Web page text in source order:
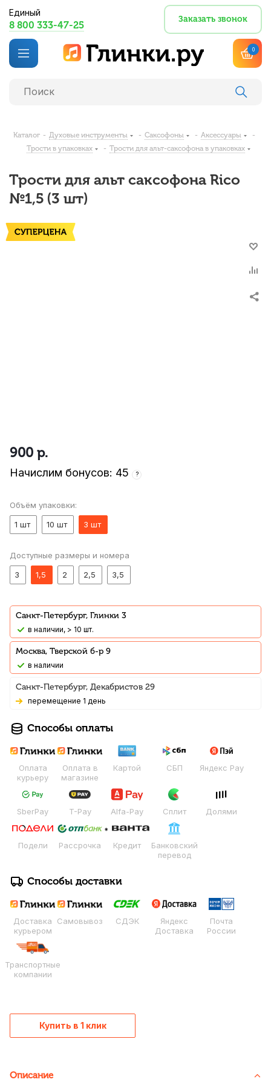
Единый
8 800 333-47-25
Заказать звонок
0
Каталог - Духовые инструменты - Саксофоны - Аксессуары
-
Трости в упаковках
- Трости для альт-саксофона в упаковках
Трости для альт саксофона Rico
№1,5 (3 шт)
900 р.
Начислим бонусов: 45 ?
Объём упаковки:
1 шт
10 шт 3 шт
Доступные размеры и номера
3
1,5 2 2,5 3,5
Санкт-Петербург, Глинки 3
В наличии, > 10 шт.
Москва, Тверской б-р 9
В наличии
Санкт-Петербург, Декабристов 29
Перемещение 1 день
Способы оплаты
Оплата
курьеру
Оплата в
магазине
Картой СБП Яндекс Pay
SberPay T-Pay Alfa-Pay Сплит Долями
Подели Рассрочка Кредит
Банковский
перевод
Способы доставки
Доставка
курьером
Самовывоз СДЭК
Яндекс
Доставка
Почта
России
Транспортные
компании
Купить в 1 клик
Описание